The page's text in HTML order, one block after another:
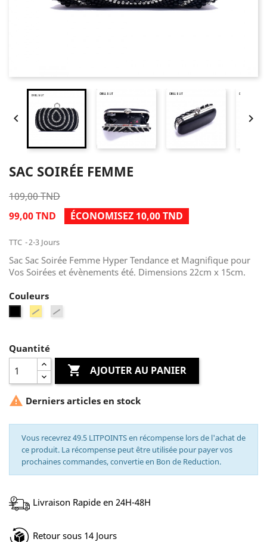
 
SAC SOIRÉE FEMME
109,00 TND
99,00 TND
ÉCONOMISEZ 10,00 TND
TTC 2-3 Jours
Sac Sac Soirée Femme Hyper Tendance et Magnifique pour
Vos Soirées et évènements été. Dimensions 22cm x 15cm.
Couleurs
Noir Gold
Quantité
 AJOUTER AU PANIER
 Derniers articles en stock
Vous recevrez 49.5 LITPOINTS en récompense lors de l'achat de
ce produit. La récompense peut être utilisée pour payer vos
prochaines commandes, convertie en Bon de Reduction.
Livraison Rapide en 24H-48H
Retour sous 14 Jours